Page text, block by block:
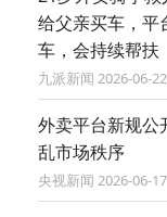
给父亲买车，平
车，会持续帮扶
九派新闻 2026-
外卖平台新规公
乱市场秩序
央视新闻 2026-